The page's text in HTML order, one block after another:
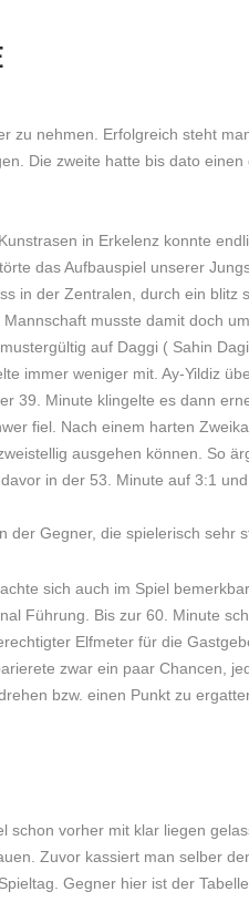
nehmen. Erfolgreich steht
Die zweite hatte bis dato
in Erkelenz konnte
das Aufbauspiel unserer
in der Zentralen, durch ein
musste damit doch
auf Daggi ( Sahin
immer weniger mit. Ay-Yildiz
Minute klingelte es dann
fiel. Nach einem harten
ausgehen können. So
in der 53. Minute auf 3:1
Gegner, die spielerisch
sich auch im Spiel
Führung. Bis zur 60. Minute
Elfmeter für die
zwar ein paar Chancen,
bzw. einen Punkt zu
vorher mit klar liegen
Zuvor kassiert man selber
Gegner hier ist der